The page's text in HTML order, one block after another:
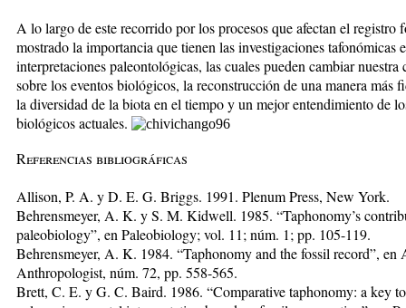
A lo largo de este recorrido por los procesos que afectan el registro
mostrado la importancia que tienen las investigaciones tafonómicas
interpretaciones paleontológicas, las cuales pueden cambiar nuestra
sobre los eventos bioló­gicos, la reconstrucción de una manera más
la diversidad de la biota en el tiempo y un mejor entendimiento de
biológicos actuales.
Referencias bibliográficas
Allison, P. A. y D. E. G. Briggs. 1991. Plenum Press, New York.
Behrensmeyer, A. K. y S. M. Kidwell. 1985. “Taphonomy’s
paleobiology”, en Paleobiology; vol. 11; núm. 1; pp. 105-119.
Behrensmeyer, A. K. 1984. “Taphonomy and the fos­sil record”, en
Anthropologist, núm. 72, pp. 558-565.
Brett, C. E. y G. C. Baird. 1986. “Comparative taphonomy: a key to